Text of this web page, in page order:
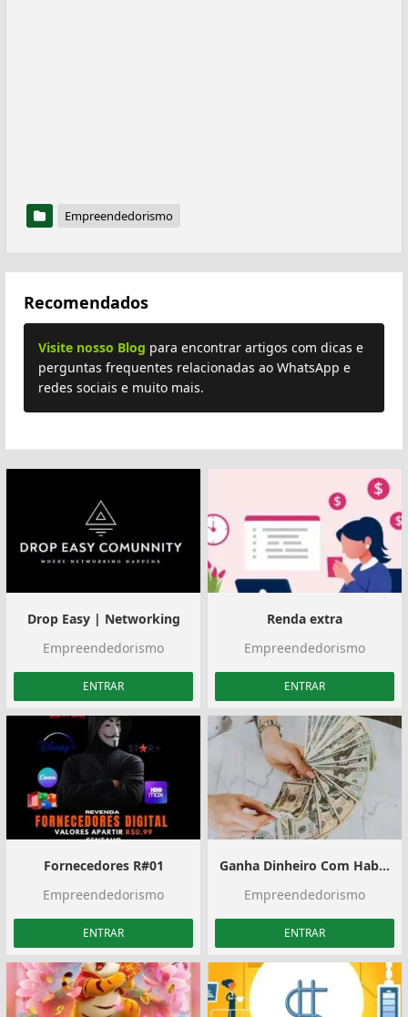
Empreendedorismo
Recomendados
Visite nosso Blog para encontrar artigos com dicas e
perguntas frequentes relacionadas ao WhatsApp e
redes sociais e muito mais.
Drop Easy | Networking
Empreendedorismo
ENTRAR
Renda extra
Empreendedorismo
ENTRAR
Fornecedores R#01
Empreendedorismo
ENTRAR
Ganha Dinheiro Com Habilidades Que Já Tens
Empreendedorismo
ENTRAR